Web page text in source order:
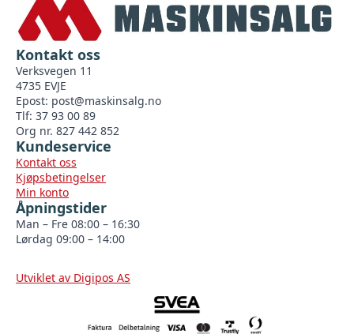
Kontakt oss
Verksvegen 11
4735 EVJE
Epost: post@maskinsalg.no
Tlf: 37 93 00 89
Org nr. 827 442 852
Kundeservice
Kontakt oss
Kjøpsbetingelser
Min konto
Åpningstider
Man – Fre 08:00 – 16:30
Lørdag 09:00 – 14:00
Utviklet av Digipos AS